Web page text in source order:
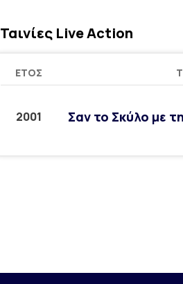
Ταινίες Live Action
ΈΤΟΣ
2001 Σαν το Σκύλο με